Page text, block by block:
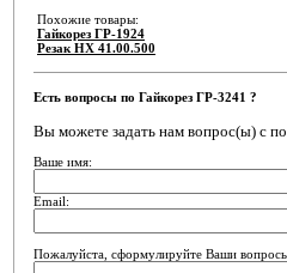
Похожие товары:
Гайкорез ГР-1924
Резак НХ 41.00.500
Есть вопросы по Гайкорез ГР-3241 ?
Вы можете задать нам вопрос(ы) с
Ваше имя:
Email:
Пожалуйста, сформулируйте Ваши